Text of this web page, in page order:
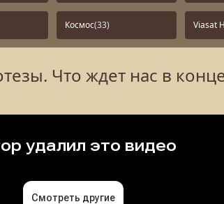
Космос(33) Viasat
Что ждет нас в